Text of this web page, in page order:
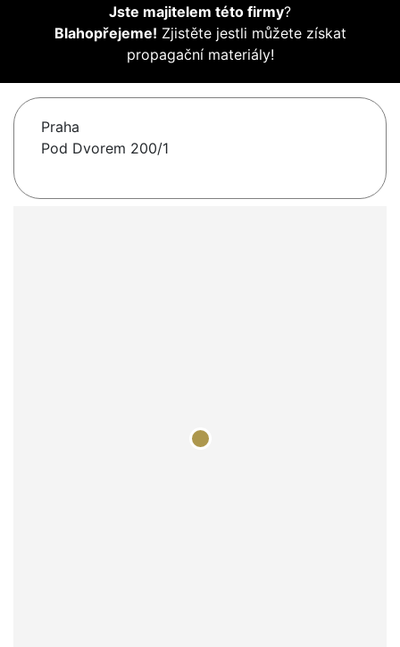
Jste majitelem této firmy?
Blahopřejeme! Zjistěte jestli můžete získat
propagační materiály!
Praha
Pod Dvorem 200/1